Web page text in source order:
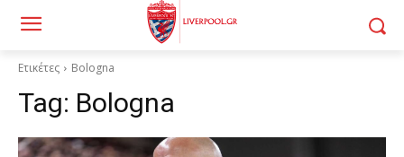
Ετικέτες Bologna
Tag: Bologna